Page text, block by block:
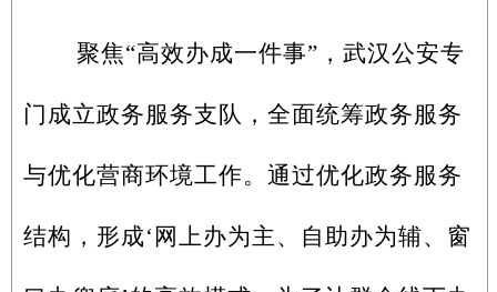
聚焦“高效办成一件事”，武汉公安专
门成立政务服务支队，全面统筹政务服务
与优化营商环境工作。通过优化政务服务
结构，形成‘网上办为主、自助办为辅、窗